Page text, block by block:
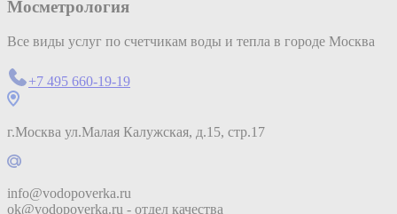
Мосметрология
Все виды услуг по счетчикам воды и тепла в городе Москва
+7 495 660-19-19
г.Москва ул.Малая Калужская, д.15, стр.17
info@vodopoverka.ru
ok@vodopoverka.ru - отдел качества